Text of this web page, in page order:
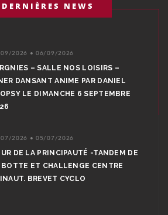
NEWS
2026 • 06/09/2026
– SALLE NOS LOISIRS –
DANSANT ANIME PAR DANIEL
LE DIMANCHE 6 SEPTEMBRE
2026 • 05/07/2026
DE LA PRINCIPAUTÉ -TANDEM DE
BOTTE ET CHALLENGE CENTRE
BREVET CYCLO